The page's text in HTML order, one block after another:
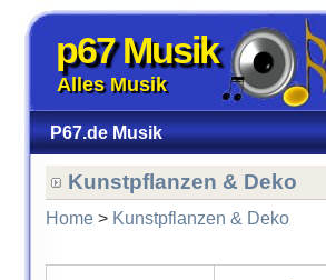
p67 Musik
Alles Musik
P67.de Musik
Kunstpflanzen & Deko
Home> Kunstpflanzen & Deko